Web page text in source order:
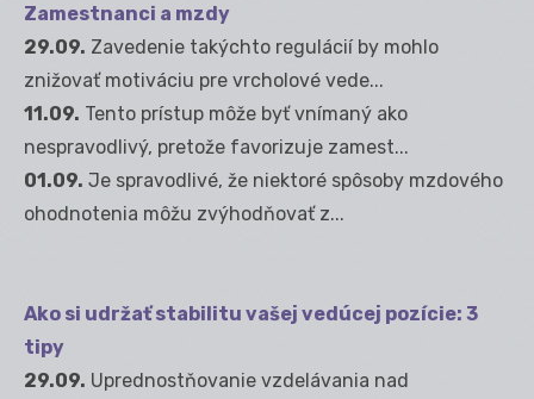
Zamestnanci a mzdy
29.09. Zavedenie takýchto regulácií by mohlo
znižovať motiváciu pre vrcholové vede...
11.09. Tento prístup môže byť vnímaný ako
nespravodlivý, pretože favorizuje zamest...
01.09. Je spravodlivé, že niektoré spôsoby mzdového
ohodnotenia môžu zvýhodňovať z...
Ako si udržať stabilitu vašej vedúcej pozície: 3
tipy
29.09. Uprednostňovanie vzdelávania nad